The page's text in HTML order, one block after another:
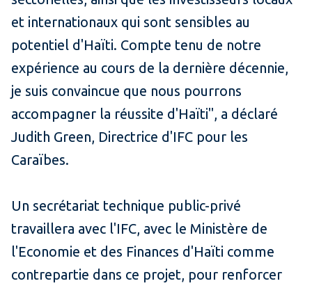
et internationaux qui sont sensibles au
potentiel d'Haïti. Compte tenu de notre
expérience au cours de la dernière décennie,
je suis convaincue que nous pourrons
accompagner la réussite d'Haïti", a déclaré
Judith Green, Directrice d'IFC pour les
Caraïbes.
Un secrétariat technique public-privé
travaillera avec l'IFC, avec le Ministère de
l'Economie et des Finances d'Haïti comme
contrepartie dans ce projet, pour renforcer